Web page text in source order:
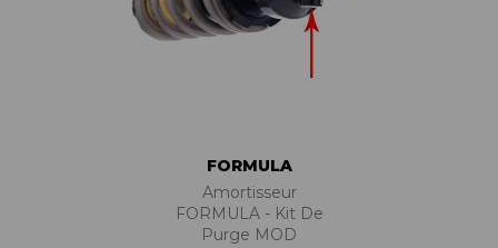
FORMULA
Amortisseur
FORMULA - Kit De
Purge MOD